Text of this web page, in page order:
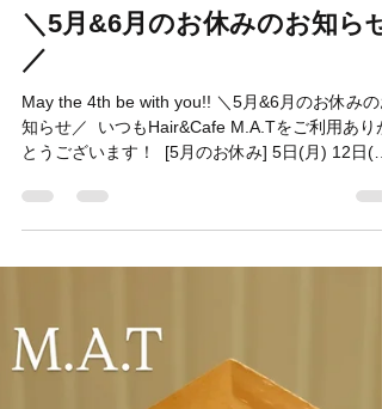
Hair&Cafe M.A.T
2025年5月4日
読了時間: 1分
とうございます！ ⁡ [5月のお休み] 5日(月) 12日(
13 日(火) 19日(月) 26日(月) ⁡...